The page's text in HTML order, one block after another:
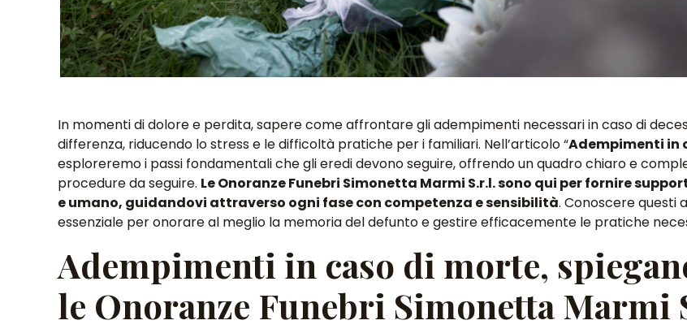
In momenti di dolore e perdita, sapere come affrontare gli adempimenti necessari in caso di
differenza, riducendo lo stress e le difficoltà pratiche per i familiari. Nell’articolo “Adempimenti in
esploreremo i passi fondamentali che gli eredi devono seguire, offrendo un quadro chiaro e
procedure da seguire. Le Onoranze Funebri Simonetta Marmi S.r.l. sono qui per fornire
e umano, guidandovi attraverso ogni fase con competenza e sensibilità.Conoscere questi
essenziale per onorare al meglio la memoria del defuntoe gestire efficacemente le pratiche
Adempimenti in caso di morte,
le Onoranze Funebri Simonetta Marmi